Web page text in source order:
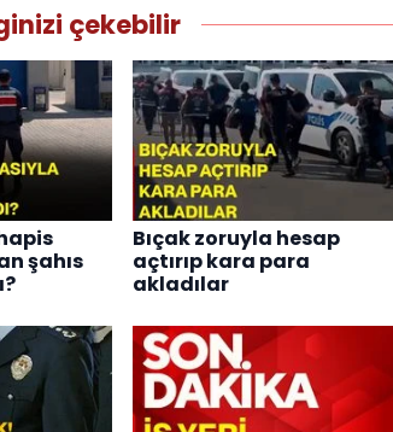
çekebilir
şahıs
Bıçak zoruyla hesap
açtırıp kara para
akladılar